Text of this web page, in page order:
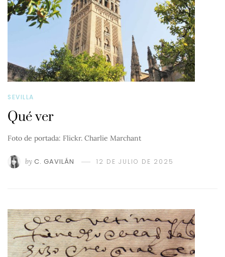
SEVILLA
Qué ver
Foto de portada: Flickr. Charlie Marchant
by C. GAVILÁN 12 DE JULIO DE 2025